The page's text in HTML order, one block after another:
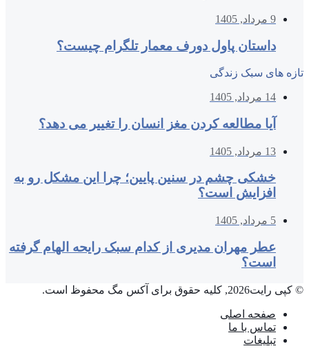
9 مرداد, 1405
داستان پاول دورف معمار تلگرام چیست؟
تازه های سبک زندگی
14 مرداد, 1405
آیا مطالعه کردن مغز انسان را تغییر می‌ دهد؟
13 مرداد, 1405
خشکی چشم در سنین پایین؛ چرا این مشکل رو به
افزایش است؟
5 مرداد, 1405
عطر مهران مدیری از کدام سبک رایحه الهام گرفته
است؟
© کپی رایت2026, کلیه حقوق برای آکس مگ محفوظ است.
صفحه اصلی
تماس با ما
تبلیغات